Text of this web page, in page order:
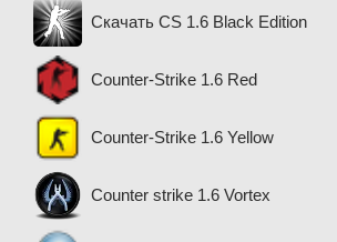
Скачать CS 1.6 Black Edition
Counter-Strike 1.6 Red
Counter-Strike 1.6 Yellow
Counter strike 1.6 Vortex